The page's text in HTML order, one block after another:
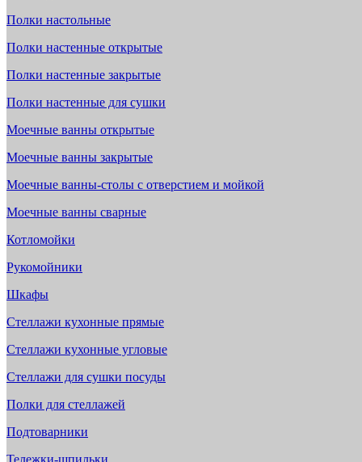
Полки настольные
Полки настенные открытые
Полки настенные закрытые
Полки настенные для сушки
Моечные ванны открытые
Моечные ванны закрытые
Моечные ванны-столы с отверстием и мойкой
Моечные ванны сварные
Котломойки
Рукомойники
Шкафы
Стеллажи кухонные прямые
Стеллажи кухонные угловые
Стеллажи для сушки посуды
Полки для стеллажей
Подтоварники
Тележки-шпильки